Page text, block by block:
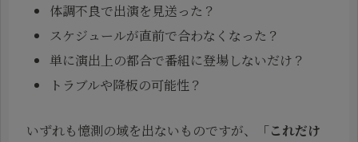
体調不良で出演を見送った？
スケジュールが直前で合わなくなった？
単に演出上の都合で番組に登場しないだけ？
トラブルや降板の可能性？
いずれも憶測の域を出ないものですが、
「これだけ